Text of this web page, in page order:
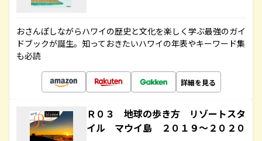
おさんぽしながらハワイの歴史と文化を楽しく学ぶ最強のガイ
ドブックが誕生。知っておきたいハワイの年表やキーワード集
も必読
詳細を見る
Ｒ０３ 地球の歩き方 リゾートスタ
イル マウイ島 ２０１９～２０２０